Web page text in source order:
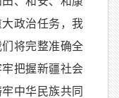
政治任务，我
将完整准确全
把握新疆社会
中华民族共同